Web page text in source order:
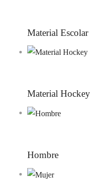
Material Escolar
Material Hockey
Hombre